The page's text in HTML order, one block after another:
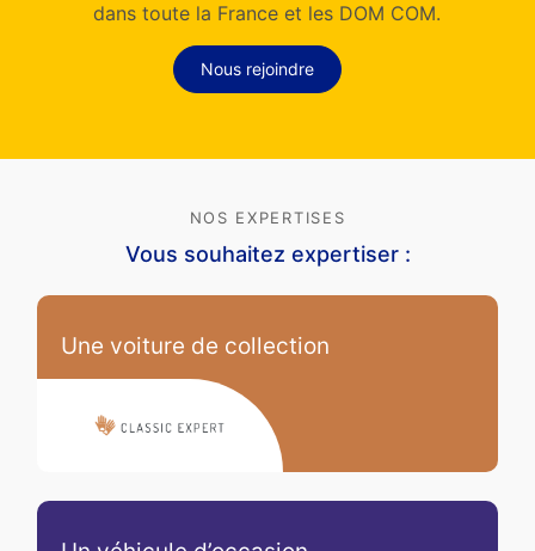
dans toute la France et les DOM COM.
Nous rejoindre
NOS EXPERTISES
Vous souhaitez expertiser :
Une voiture de collection